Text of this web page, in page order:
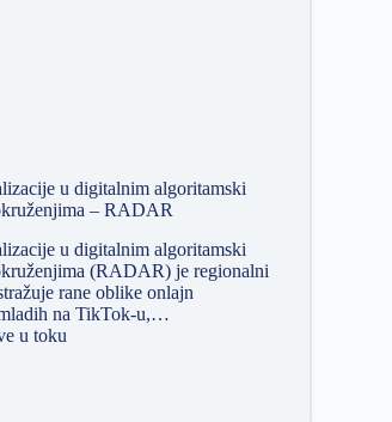
u digitalnim algoritamski
– RADAR
u digitalnim algoritamski
(RADAR) je regionalni
rane oblike onlajn
na TikTok-u,…
u toku